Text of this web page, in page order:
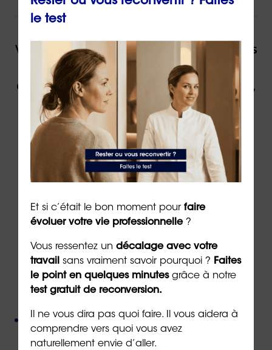
NOUS VOUS ACCOMPAGNONS !
Vous souhaitez être accompagné(e) dans
votre reconversion ou dans votre
évolution professionnelle par un expert,
contactez ORIENTACTION.
Contacter un(e) conseiller(ère)
Par téléphone au 02 43 72 25 88
Ou par email à l’adresseinfo@orientaction.com
ORIENTACTION c'est :
Plus de 800 consultant(e)s expérimenté(e)s
présent(e)s partout en France,
le test
Et si c’était le bon moment pour faire
évoluer votre vie professionnelle?
Vous ressentez un décalage avec votre
travail sans vraiment savoir pourquoi ? Faites
le point en quelques minutesgrâce à notre
test gratuit de reconversion.
Il ne vous dira pas quoi faire. Il vous aidera à
comprendre vers quoi vous avez
naturellement envie d’aller.